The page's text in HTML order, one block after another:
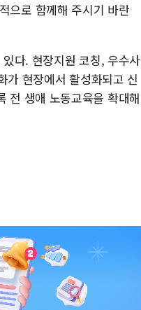
으로 함께해 주시기 바란
다. 현장지원 코칭, 우수사
가 현장에서 활성화되고 신
전 생애 노동교육을 확대해